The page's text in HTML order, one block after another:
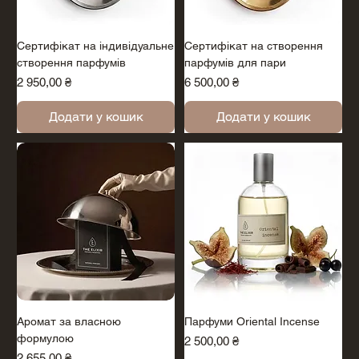
Cертифікат на індивідуальне
створення парфумів
Ціна
2 950,00 ₴
Додати у кошик
Сертифікат на створення
парфумів для пари
Ціна
6 500,00 ₴
Додати у кошик
Аромат за власною
формулою
Парфуми Oriental Incense
Ціна
2 500,00 ₴